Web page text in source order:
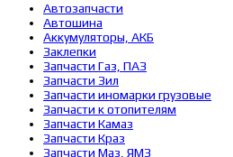
Автозапчасти
Автошина
Аккумуляторы, АКБ
Заклепки
Запчасти Газ, ПАЗ
Запчасти Зил
Запчасти иномарки грузовые
Запчасти к отопителям
Запчасти Камаз
Запчасти Краз
Запчасти Маз, ЯМЗ